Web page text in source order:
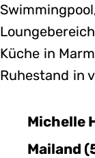
Küche in
Ruhestand in
Michelle
Mailand